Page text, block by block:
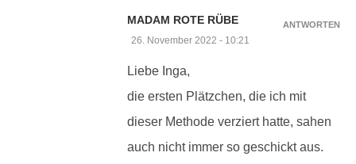
MADAM ROTE RÜBE
26. November 2022 - 10:21
Liebe Inga,
die ersten Plätzchen, die ich mit
dieser Methode verziert hatte, sahen
auch nicht immer so geschickt aus.
ANTWORTEN